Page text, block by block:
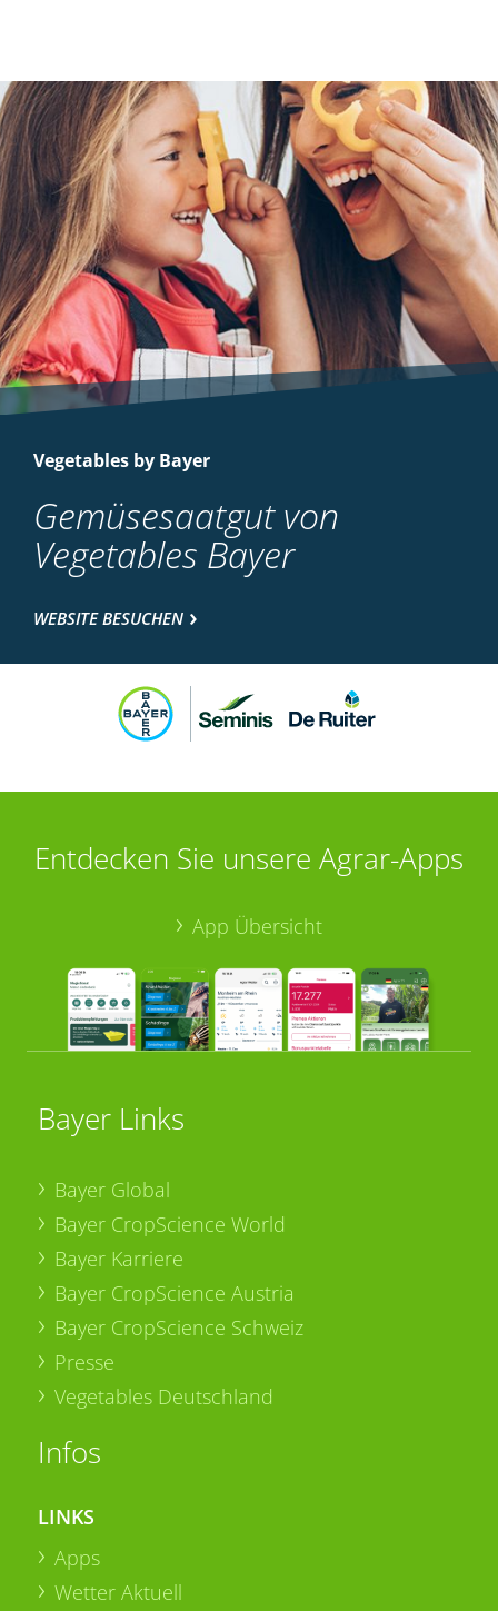
Vegetables by Bayer
Gemüsesaatgut von
Vegetables Bayer
WEBSITE BESUCHEN
Entdecken Sie unsere Agrar-Apps
App Übersicht
Bayer Links
Bayer Global
Bayer CropScience World
Bayer Karriere
Bayer CropScience Austria
Bayer CropScience Schweiz
Presse
Vegetables Deutschland
Infos
LINKS
Apps
Wetter Aktuell